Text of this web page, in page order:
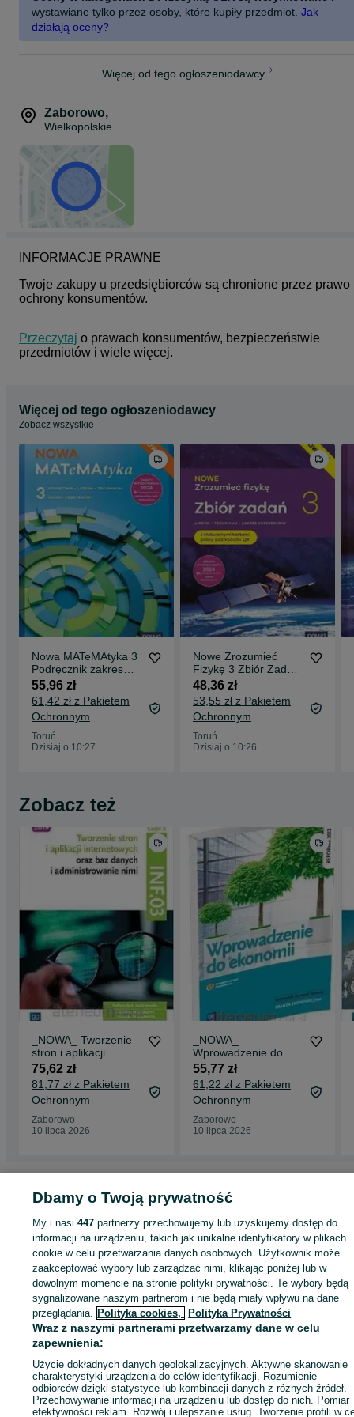
wystawiane tylko przez osoby, które kupiły przedmiot. Jak
działają oceny?
Więcej od tego ogłoszeniodawcy
Zaborowo,
Wielkopolskie
INFORMACJE PRAWNE
Twoje zakupy u przedsiębiorców są chronione przez prawo
ochrony konsumentów.
Przeczytaj o prawach konsumentów, bezpieczeństwie
przedmiotów i wiele więcej.
Więcej od tego ogłoszeniodawcy
Zobacz wszystkie
Nowa MATeMAtyka 3
Podręcznik zakres
Podstawowy Nowa
Era 2026
55,96 zł
61,42 zł z Pakietem
Ochronnym
Toruń
Dzisiaj o 10:27
Nowe Zrozumieć
Fizykę 3 Zbiór Zadań
z maturalnymi kartami
pracy Zakres
Rozszerzony Nowa
Era 2026
48,36 zł
53,55 zł z Pakietem
Ochronnym
Toruń
Dzisiaj o 10:26
Zobacz też
_NOWA_ Tworzenie
stron i aplikacji
internetowych INF.03
część 2 WSIP
75,62 zł
81,77 zł z Pakietem
Ochronnym
Zaborowo
10 lipca 2026
_NOWA_
Wprowadzenie do
ekonomii WSiP
Nojszewska
55,77 zł
61,22 zł z Pakietem
Ochronnym
Zaborowo
10 lipca 2026
szkolne - Wielkopolskie
Podręczniki szkolne - Zaborowo
KATEGORIA
ID:1002286323 Wyświetlenia:
Wyślij wiadomość Kup
Dbamy o Twoją prywatność
My i nasi447 partnerzy przechowujemy lub uzyskujemy dostęp do
informacji na urządzeniu, takich jak unikalne identyfikatory w plikach
cookie w celu przetwarzania danych osobowych. Użytkownik może
zaakceptować wybory lub zarządzać nimi, klikając poniżej lub w
dowolnym momencie na stronie polityki prywatności. Te wybory będą
sygnalizowane naszym partnerom i nie będą miały wpływu na dane
przeglądania. Polityka cookies, Polityka Prywatności
Wraz z naszymi partnerami przetwarzamy dane w celu
zapewnienia:
Użycie dokładnych danych geolokalizacyjnych. Aktywne skanowanie
charakterystyki urządzenia do celów identyfikacji. Rozumienie
odbiorców dzięki statystyce lub kombinacji danych z różnych źródeł.
Przechowywanie informacji na urządzeniu lub dostęp do nich. Pomiar
efektywności reklam. Rozwój i ulepszanie usług. Tworzenie profili w